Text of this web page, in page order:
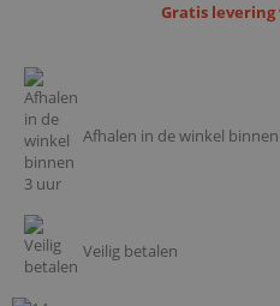
Gratis levering
Afhalen in de winkel
Veilig betalen